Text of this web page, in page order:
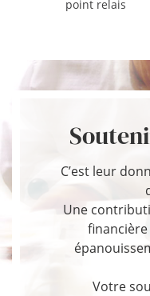
point relais
C’est leur
Une
Votre